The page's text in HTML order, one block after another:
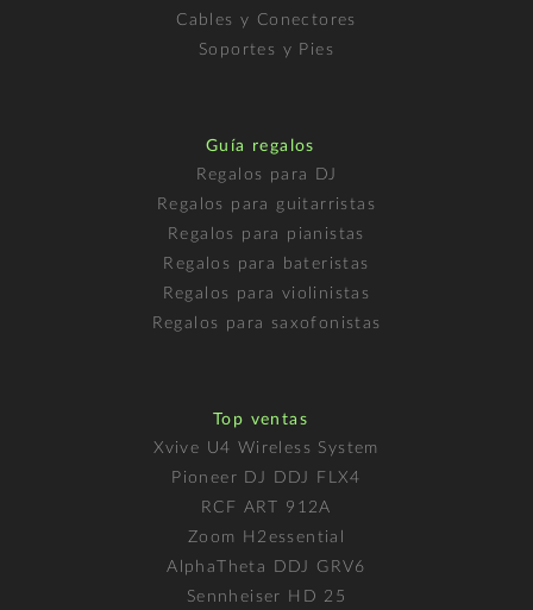
Cables y Conectores
Soportes y Pies
Guía regalos
Regalos para DJ
Regalos para guitarristas
Regalos para pianistas
Regalos para bateristas
Regalos para violinistas
Regalos para saxofonistas
Top ventas
Xvive U4 Wireless System
Pioneer DJ DDJ FLX4
RCF ART 912A
Zoom H2essential
AlphaTheta DDJ GRV6
Sennheiser HD 25